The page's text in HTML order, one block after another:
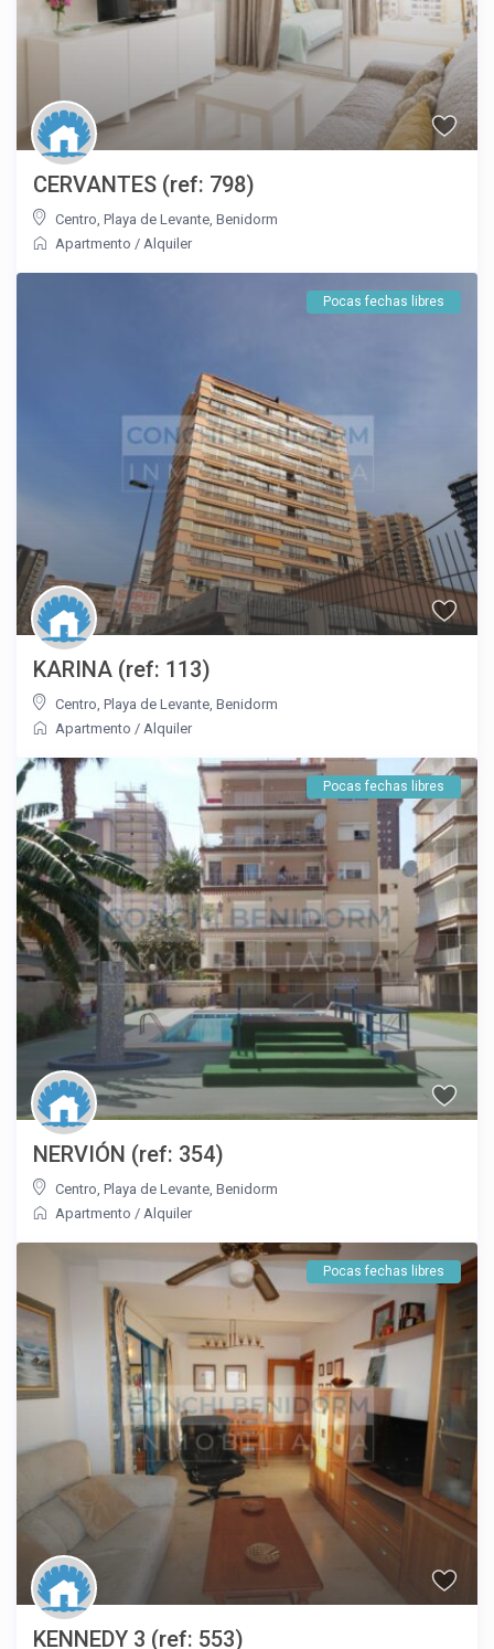
CERVANTES (ref: 798)
Centro ,Playa de Levante ,Benidorm
Apartmento / Alquiler
Pocas fechas libres
KARINA (ref: 113)
Centro ,Playa de Levante ,Benidorm
Apartmento / Alquiler
Pocas fechas libres
NERVIÓN (ref: 354)
Centro ,Playa de Levante ,Benidorm
Apartmento / Alquiler
Pocas fechas libres
KENNEDY 3 (ref: 553)